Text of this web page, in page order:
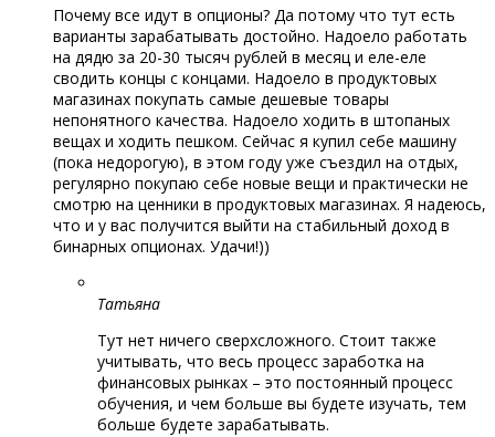
Почему все идут в опционы? Да потому что тут есть
варианты зарабатывать достойно. Надоело работать
на дядю за 20-30 тысяч рублей в месяц и еле-еле
сводить концы с концами. Надоело в продуктовых
магазинах покупать самые дешевые товары
непонятного качества. Надоело ходить в штопаных
вещах и ходить пешком. Сейчас я купил себе машину
(пока недорогую), в этом году уже съездил на отдых,
регулярно покупаю себе новые вещи и практически не
смотрю на ценники в продуктовых магазинах. Я надеюсь,
что и у вас получится выйти на стабильный доход в
бинарных опционах. Удачи!))
Татьяна
Тут нет ничего сверхсложного. Стоит также
учитывать, что весь процесс заработка на
финансовых рынках – это постоянный процесс
обучения, и чем больше вы будете изучать, тем
больше будете зарабатывать.